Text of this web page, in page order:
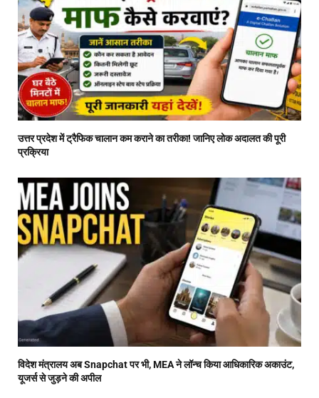
उत्तर प्रदेश में ट्रैफिक चालान कम कराने का तरीका! जानिए लोक अदालत की पूरी
प्रक्रिया
विदेश मंत्रालय अब Snapchat पर भी, MEA ने लॉन्च किया आधिकारिक अकाउंट,
यूजर्स से जुड़ने की अपील